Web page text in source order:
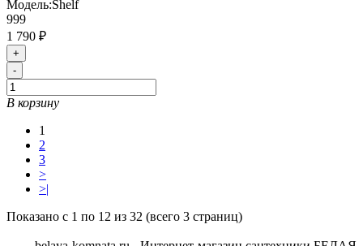
Модель:Shelf
999
1 790 ₽
+
-
В корзину
1
2
3
>
>|
Показано с 1 по 12 из 32 (всего 3 страниц)